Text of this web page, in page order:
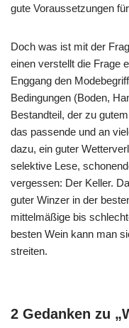
gute Voraussetzungen
Doch was ist mit der
einen verstellt die Frage
Enggang den
Bedingungen (Boden,
Bestandteil, der zu
das passende und an
dazu, ein guter
selektive Lese,
vergessen: Der Keller.
guter Winzer in der
mittelmäßige bis
besten Wein kann man
streiten.
2 Gedanken zu